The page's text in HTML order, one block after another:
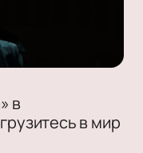
в
в мир